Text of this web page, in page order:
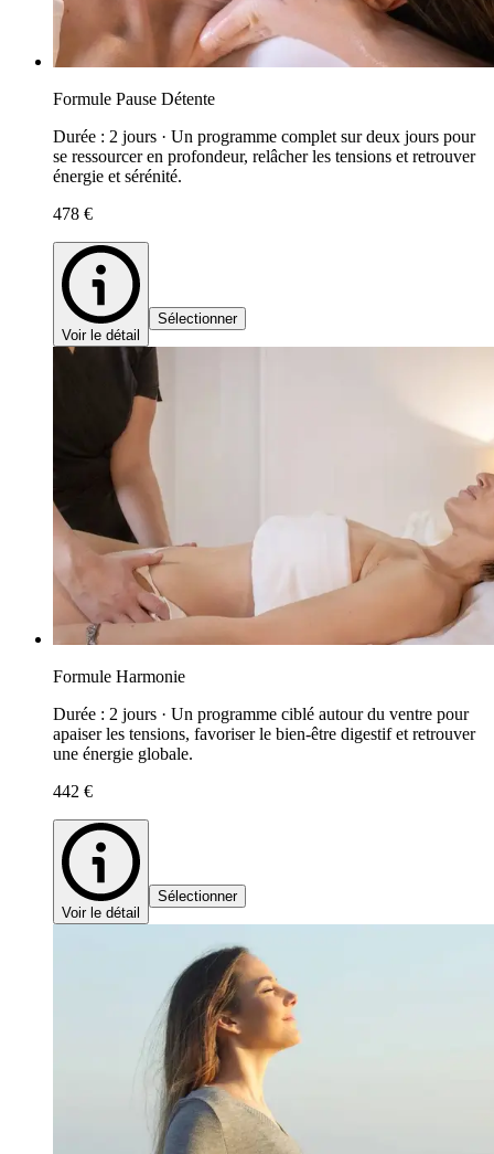
Formule Pause Détente
Durée : 2 jours · Un programme complet sur deux jours pour
se ressourcer en profondeur, relâcher les tensions et retrouver
énergie et sérénité.
478 €
Voir le détail
Sélectionner
Formule Harmonie
Durée : 2 jours · Un programme ciblé autour du ventre pour
apaiser les tensions, favoriser le bien-être digestif et retrouver
une énergie globale.
442 €
Voir le détail
Sélectionner